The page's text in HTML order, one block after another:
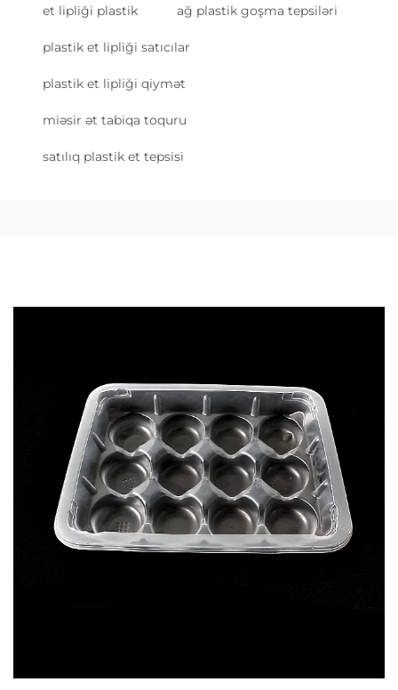
et lipliği plastik ağ plastik goşma tepsiləri
plastik et lipliği satıcılar
plastik et lipliği qiymət
miəsir ət tabiqa toquru
satılıq plastik et tepsisi